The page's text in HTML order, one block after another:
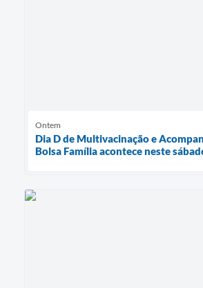
Ontem
Dia D de Multivacinação e
Bolsa Família acontece neste